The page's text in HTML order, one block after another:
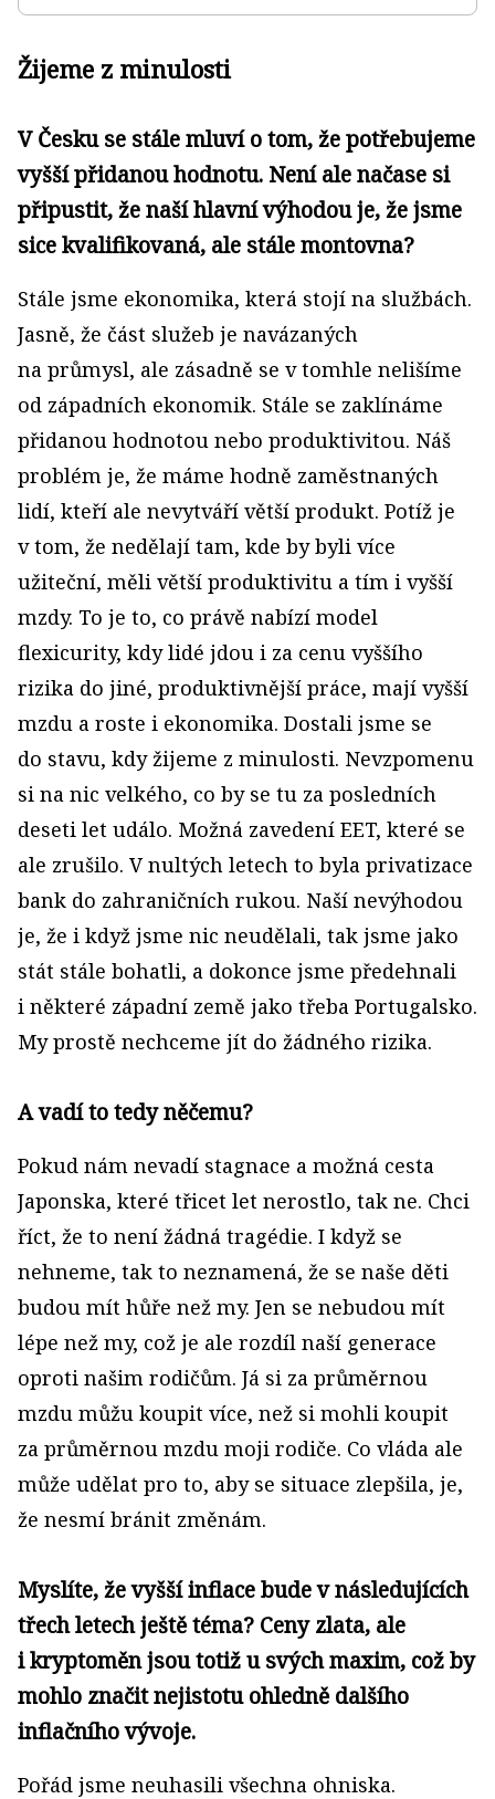
Žijeme z minulosti
V Česku se stále mluví o tom, že potřebujeme
vyšší přidanou hodnotu. Není ale načase si
připustit, že naší hlavní výhodou je, že jsme
sice kvalifikovaná, ale stále montovna?
Stále jsme ekonomika, která stojí na službách.
Jasně, že část služeb je navázaných
na průmysl, ale zásadně se v tomhle nelišíme
od západních ekonomik. Stále se zaklínáme
přidanou hodnotou nebo produktivitou. Náš
problém je, že máme hodně zaměstnaných
lidí, kteří ale nevytváří větší produkt. Potíž je
v tom, že nedělají tam, kde by byli více
užiteční, měli větší produktivitu a tím i vyšší
mzdy. To je to, co právě nabízí model
flexicurity, kdy lidé jdou i za cenu vyššího
rizika do jiné, produktivnější práce, mají vyšší
mzdu a roste i ekonomika. Dostali jsme se
do stavu, kdy žijeme z minulosti. Nevzpomenu
si na nic velkého, co by se tu za posledních
deseti let událo. Možná zavedení EET, které se
ale zrušilo. V nultých letech to byla privatizace
bank do zahraničních rukou. Naší nevýhodou
je, že i když jsme nic neudělali, tak jsme jako
stát stále bohatli, a dokonce jsme předehnali
i některé západní země jako třeba Portugalsko.
My prostě nechceme jít do žádného rizika.
A vadí to tedy něčemu?
Pokud nám nevadí stagnace a možná cesta
Japonska, které třicet let nerostlo, tak ne. Chci
říct, že to není žádná tragédie. I když se
nehneme, tak to neznamená, že se naše děti
budou mít hůře než my. Jen se nebudou mít
lépe než my, což je ale rozdíl naší generace
oproti našim rodičům. Já si za průměrnou
mzdu můžu koupit více, než si mohli koupit
za průměrnou mzdu moji rodiče. Co vláda ale
může udělat pro to, aby se situace zlepšila, je,
že nesmí bránit změnám.
Myslíte, že vyšší inflace bude v následujících
třech letech ještě téma? Ceny zlata, ale
i kryptoměn jsou totiž u svých maxim, což by
mohlo značit nejistotu ohledně dalšího
inflačního vývoje.
Pořád jsme neuhasili všechna ohniska.